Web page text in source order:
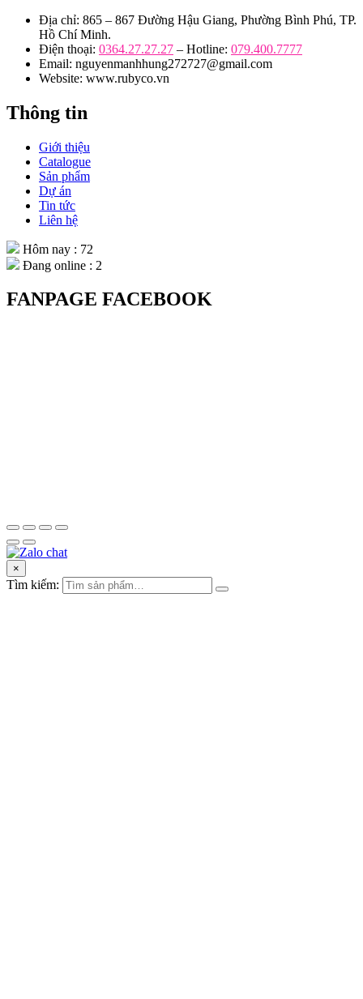
Địa chỉ: 865 – 867 Đường Hậu Giang, Phường Bình Phú, TP.
Hồ Chí Minh.
Điện thoại: 0364.27.27.27 – Hotline: 079.400.7777
Email: nguyenmanhhung272727@gmail.com
Website: www.rubyco.vn
Thông tin
Giới thiệu
Catalogue
Sản phẩm
Dự án
Tin tức
Liên hệ
Hôm nay : 72
Đang online : 2
FANPAGE FACEBOOK
×
Tìm kiếm: